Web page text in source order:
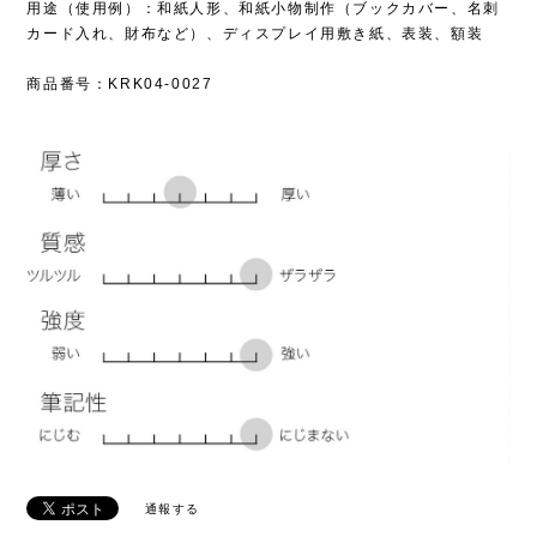
用途（使用例）：和紙人形、和紙小物制作（ブックカバー、名刺
カード入れ、財布など）、ディスプレイ用敷き紙、表装、額装
商品番号：KRK04-0027
通報する